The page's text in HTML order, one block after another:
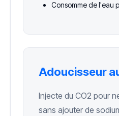
Consomme de l'eau
Adoucisseur
Injecte du CO2 pour
sans ajouter de